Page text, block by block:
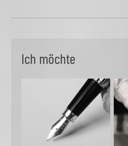
Ich möchte